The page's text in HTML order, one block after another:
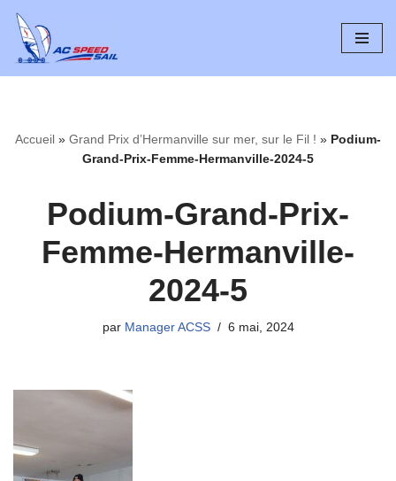
Aller
au
Accueil » Grand Prix d’Hermanville sur mer, sur le Fil ! » Podium-
Grand-Prix-Femme-Hermanville-2024-5
Podium-Grand-Prix-
Femme-Hermanville-
2024-5
par Manager ACSS 6 mai, 2024